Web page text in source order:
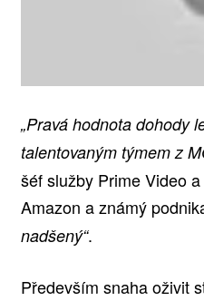
„Pravá hodnota dohody
talentovaným týmem z
šéf služby Prime Video
Amazon a známý
nadšený“.
Především snaha oživit